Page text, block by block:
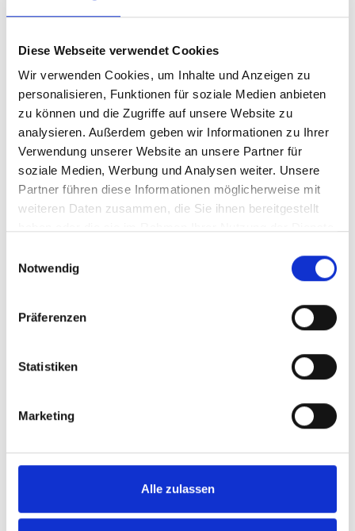
Diese Webseite verwendet Cookies
Wir verwenden Cookies, um Inhalte und Anzeigen zu
personalisieren, Funktionen für soziale Medien anbieten
zu können und die Zugriffe auf unsere Website zu
analysieren. Außerdem geben wir Informationen zu Ihrer
Verwendung unserer Website an unsere Partner für
soziale Medien, Werbung und Analysen weiter. Unsere
Partner führen diese Informationen möglicherweise mit
weiteren Daten zusammen, die Sie ihnen bereitgestellt
Notwendig
Präferenzen
Statistiken
Marketing
Alle zulassen
Heben und Verstauen
Rampen
BraunAbility Europe ist stolz darauf, auf der ganzen Welt
vertreten zu sein. Als Voraussetzung für Ihre Sicherheit und die
all unserer Endkunden müssen wir jedoch gewährleisten, dass
unsere Produkte durch qualifiziertes Personal richtig und sicher
installiert werden.
Fachhändler, die über ausgezeichnete Kenntnisse im Umbau
von Pkws verfügen, zu beziehen. All unsere Fachhändler haben
Großbritannien eine Ausbildung durch unsere Produkttrainer
erhalten.
Produkte
Turny Low Vehicle